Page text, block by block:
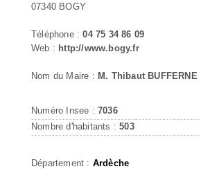
07340 BOGY
Téléphone :04 75 34 86 09
Web : http://www.bogy.fr
Nom du Maire : M. Thibaut BUFFERNE
Numéro Insee : 7036
Nombre d'habitants :503
Département : Ardèche